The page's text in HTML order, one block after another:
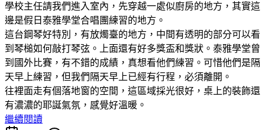
學校主任請我們進入室內，先穿越一處似廚房的地方，其實這
邊是假日泰雅學堂合唱團練習的地方。
這台鋼琴好特別，有放燭臺的地方，中間有透明的部分可以看
到琴槌如何敲打琴弦。上面還有好多獎盃和獎狀。泰雅學堂曾
到國外比賽，有不錯的成績，真想看他們練習。可惜他們是隔
天早上練習，但我們隔天早上已經有行程，必須離開。
往裡面走有個落地窗的空間，這區域採光很好，桌上的裝飾還
有濃濃的耶誕氣氛，感覺好溫暖。
繼續閱讀